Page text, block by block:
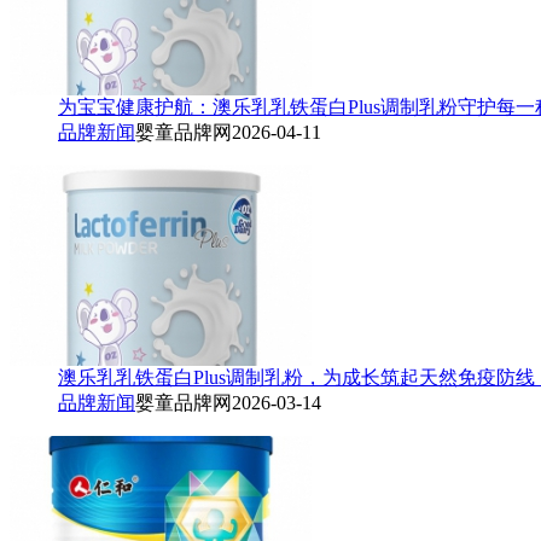
为宝宝健康护航：澳乐乳乳铁蛋白Plus调制乳粉守护每一
品牌新闻婴童品牌网 2026-04-11
澳乐乳乳铁蛋白Plus调制乳粉，为成长筑起天然免疫防线
品牌新闻婴童品牌网 2026-03-14